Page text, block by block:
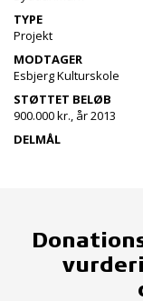
TYPE
Projekt
MODTAGER
Esbjerg Kulturskole
STØTTET BELØB
900.000 kr., år 2013
DELMÅL